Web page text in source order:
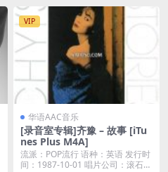
VIP
华语AAC音乐
[录音室专辑]齐豫 – 故事 [iTu
nes Plus M4A]
流派：POP流行 语种：英语 发行时
间：1987-10-01 唱片公司：滚石唱